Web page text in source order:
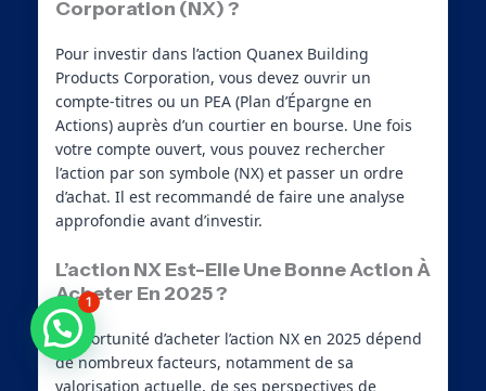
Corporation (NX) ?
Pour investir dans l’action Quanex Building
Products Corporation, vous devez ouvrir un
compte-titres ou un PEA (Plan d’Épargne en
Actions) auprès d’un courtier en bourse. Une fois
votre compte ouvert, vous pouvez rechercher
l’action par son symbole (NX) et passer un ordre
d’achat. Il est recommandé de faire une analyse
approfondie avant d’investir.
L’action NX Est-Elle Une Bonne Action À
Acheter En 2025 ?
L’opportunité d’acheter l’action NX en 2025 dépend
de nombreux facteurs, notamment de sa
valorisation actuelle, de ses perspectives de
Besoin d'aide ?
1